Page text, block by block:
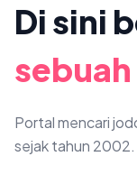
Di sini
Portal mencari
sejak tahun 2002.